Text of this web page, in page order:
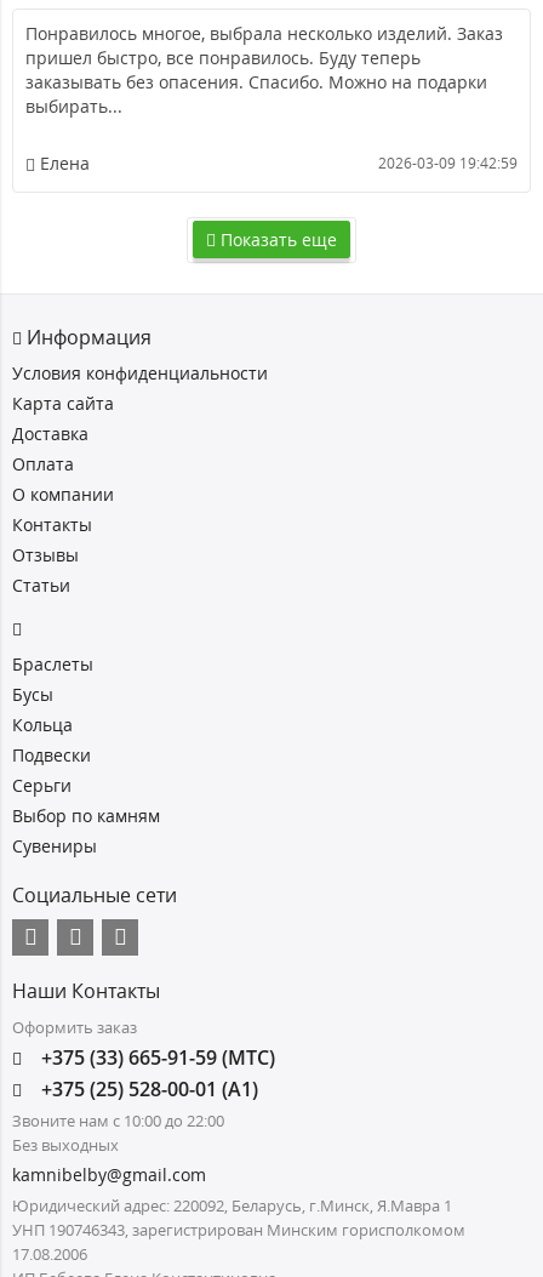
Понравилось многое, выбрала несколько изделий. Заказ
пришел быстро, все понравилось. Буду теперь
заказывать без опасения. Спасибо. Можно на подарки
выбирать...
Елена 2026-03-09 19:42:59
Показать еще
Информация
Условия конфиденциальности
Карта сайта
Доставка
Оплата
О компании
Контакты
Отзывы
Статьи
Браслеты
Бусы
Кольца
Подвески
Серьги
Выбор по камням
Сувениры
Социальные сети
Наши Контакты
Оформить заказ
+375 (33) 665-91-59 (МТС)
+375 (25) 528-00-01 (А1)
Звоните нам с 10:00 до 22:00
Без выходных
kamnibelby@gmail.com
Юридический адрес: 220092, Беларусь, г.Минск, Я.Мавра 1
УНП 190746343, зарегистрирован Минским горисполкомом
17.08.2006